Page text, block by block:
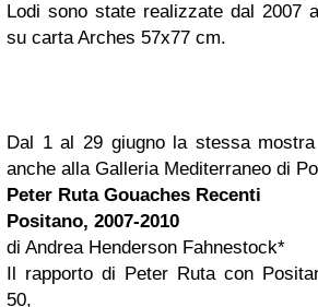
Lodi sono state realizzate dal 2007
su carta Arches 57x77 cm.
Dal 1 al 29 giugno la stessa
anche alla Galleria Mediterraneo di
Peter Ruta Gouaches Recenti
Positano, 2007-2010
di Andrea Henderson Fahnestock*
Il rapporto di Peter Ruta con
50,